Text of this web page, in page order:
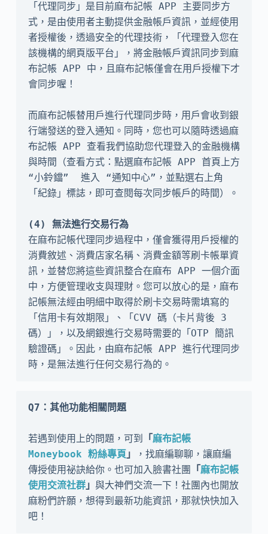
「代理同步」是目前麻布記帳 APP 主要同步方
式，是由使用者主動提供金融帳戶資訊，並經使用
者授權後，透過安全的代理技術，「代理登入您在
該機構的網頁版平台」，將金融帳戶資訊同步到麻
布記帳 APP 中，且麻布記帳僅會在用戶授權下才
會同步喔！
而麻布記帳替用戶進行代理同步時，用戶會收到銀
行端發送的登入通知。同時，您也可以隨時透過麻
布記帳 APP 查看我們協助您代理登入的金融機構
與時間（查看方式：點選麻布記帳 APP 首頁上方
“小鈴鐺”  進入 “通知中心”，並點選右上角
「紀錄」標誌，即可查閱每次同步帳戶的時間）。
(4) 無法進行交易行為
在麻布記帳代理同步過程中，僅會獲得用戶授權的
消費敘述、消費店家名稱、消費金額等刷卡帳單資
訊，並替您將這些資訊整合在麻布 APP 一個介面
中，方便管理收支與理財。您可以放心的是，麻布
記帳無法經由明細中取得於刷卡交易時需填寫的
「信用卡有效期限」、「CVV 碼（卡片背後 3
碼）」，以及網銀進行交易時需要的「OTP 簡訊
驗證碼」。因此，由麻布記帳 APP 進行代理同步
時，是無法進行任何交易行為的。
Q7：其他功能相關問題
若遇到使用上的問題，可到 「麻布記帳
Moneybook 粉絲專頁 」
，找麻編聊聊，讓麻編
傳授使用祕訣給你。也可加入臉書社團
「麻布記帳
使用交流社群」 與大神們交流一下！社團內也開放
麻粉們許願，想得到最新功能資訊，那就快快加入
吧！